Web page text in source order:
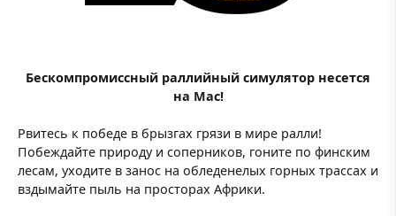
Бескомпромиссный раллийный симулятор несется
на Mac!
Рвитесь к победе в брызгах грязи в мире ралли!
Побеждайте природу и соперников, гоните по финским
лесам, уходите в занос на обледенелых горных трассах и
вздымайте пыль на просторах Африки.